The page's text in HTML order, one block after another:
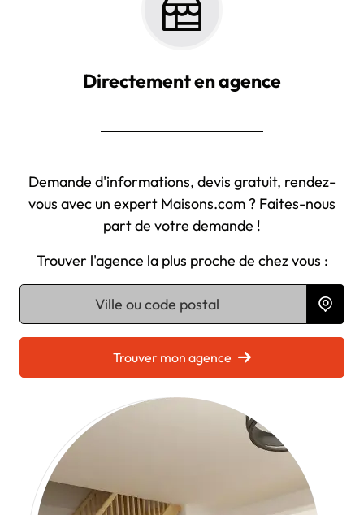
Directement en agence
Demande d'informations, devis gratuit, rendez-
vous avec un expert Maisons.com ? Faites-nous
part de votre demande !
Trouver l'agence la plus proche de chez vous :
Chargement...
Trouver mon agence